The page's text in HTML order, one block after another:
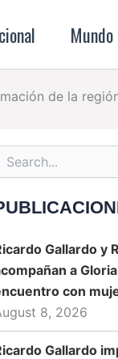
Mundo
de la
Search
Gallardo y
a
con
8, 2026
Gallardo